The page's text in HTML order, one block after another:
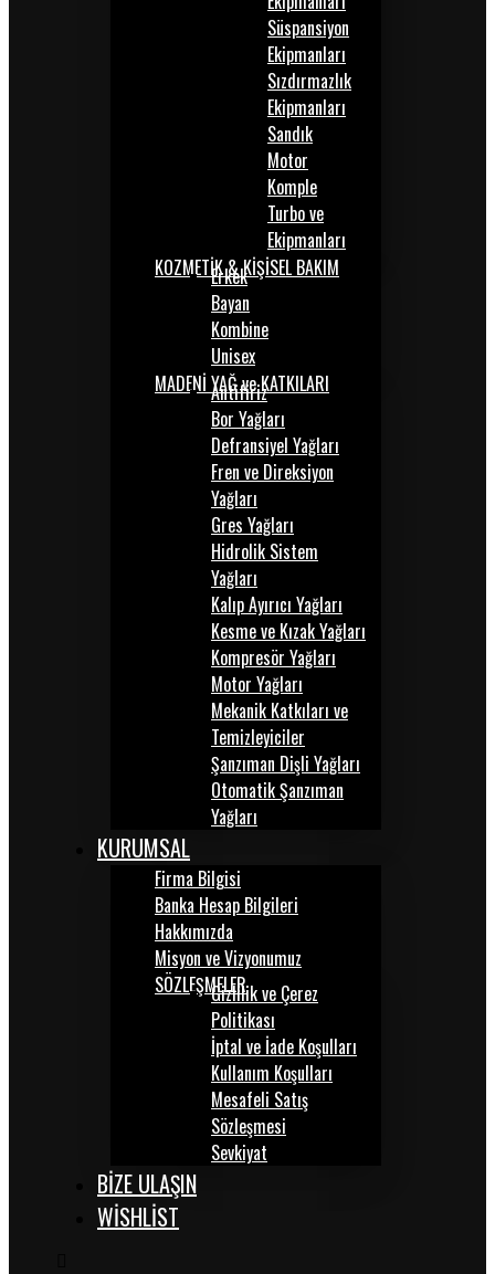
Süspansiyon
Ekipmanları
Sızdırmazlık
Ekipmanları
Sandık
Motor
Komple
Turbo ve
Ekipmanları
KOZMETİK & KİŞİSEL BAKIM
Erkek
Bayan
Kombine
Unisex
MADENİ YAĞ ve KATKILARI
Antifiriz
Bor Yağları
Defransiyel Yağları
Fren ve Direksiyon
Yağları
Gres Yağları
Hidrolik Sistem
Yağları
Kalıp Ayırıcı Yağları
Kesme ve Kızak Yağları
Kompresör Yağları
Motor Yağları
Mekanik Katkıları ve
Temizleyiciler
Şanzıman Dişli Yağları
Otomatik Şanzıman
Yağları
KURUMSAL
Firma Bilgisi
Banka Hesap Bilgileri
Hakkımızda
Misyon ve Vizyonumuz
SÖZLEŞMELERGizlilik ve Çerez
Politikası
İptal ve İade Koşulları
Kullanım Koşulları
Mesafeli Satış
Sözleşmesi
Sevkiyat
BİZE ULAŞIN
WISHLIST